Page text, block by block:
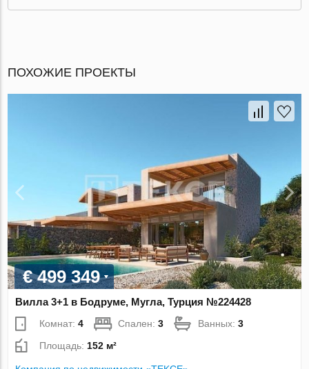
ПОХОЖИЕ ПРОЕКТЫ
€ 499 349
Вилла 3+1 в Бодруме, Мугла, Турция №224428
Комнат:4 Спален:3 Ванных:3
Площадь:152 м²